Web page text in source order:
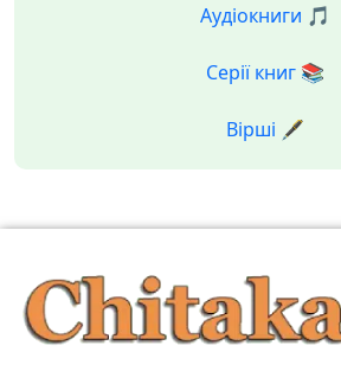
Аудіокниги 🎵
Серії книг 📚
Вірші 🖋️